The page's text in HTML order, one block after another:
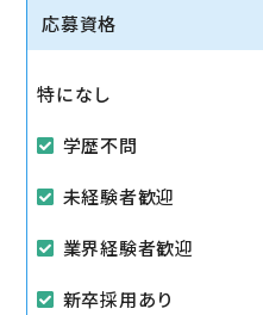
応募資格
特になし
学歴不問
未経験者歓迎
業界経験者歓迎
新卒採用あり